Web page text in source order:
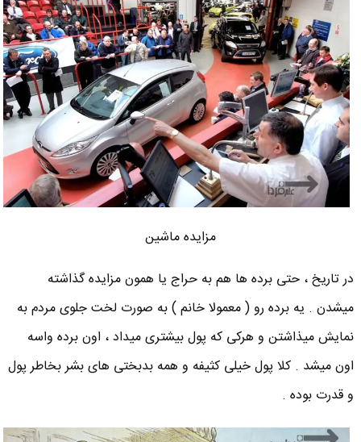
مزایده ماشین
در تاریخ ، حتی برده ها هم به حراج یا همون مزایده گذاشته
میشدن . یه برده رو ( معمولا خانم ) به صورت لخت جلوی مردم به
نمایش میذاشتن و هرکی که پول بیشتری میداد ، اون برده واسه
اون میشد . کلا پول خیلی کثیفه و همه بدبختی های بشر بخاطر پول
و قدرت بوده .